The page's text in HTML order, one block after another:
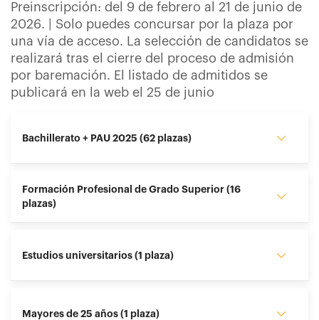
Preinscripción: del 9 de febrero al 21 de junio de
2026. | Solo puedes concursar por la plaza por
una vía de acceso. La selección de candidatos se
realizará tras el cierre del proceso de admisión
por baremación. El listado de admitidos se
publicará en la web el 25 de junio
Bachillerato + PAU 2025 (62 plazas)
Formación Profesional de Grado Superior (16
plazas)
Estudios universitarios (1 plaza)
Mayores de 25 años (1 plaza)